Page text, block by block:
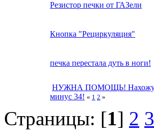
Резистор печки от ГАЗели
Кнопка "Рециркуляция"
печка перестала дуть в ноги!
НУЖНА ПОМОЩЬ! Нахожусь
минус 34! « 1 2 »
Страницы: [1] 2 3